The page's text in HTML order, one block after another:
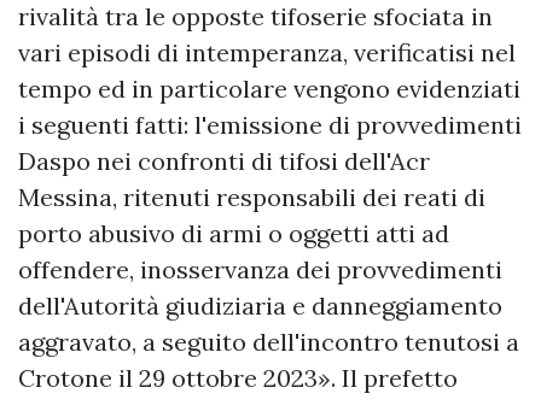
rivalità tra le opposte tifoserie sfociata in
vari episodi di intemperanza, verificatisi nel
tempo ed in particolare vengono evidenziati
i seguenti fatti: l'emissione di provvedimenti
Daspo nei confronti di tifosi dell'Acr
Messina, ritenuti responsabili dei reati di
porto abusivo di armi o oggetti atti ad
offendere, inosservanza dei provvedimenti
dell'Autorità giudiziaria e danneggiamento
aggravato, a seguito dell'incontro tenutosi a
Crotone il 29 ottobre 2023». Il prefetto